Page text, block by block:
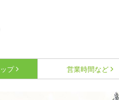
ップ 営業時間など